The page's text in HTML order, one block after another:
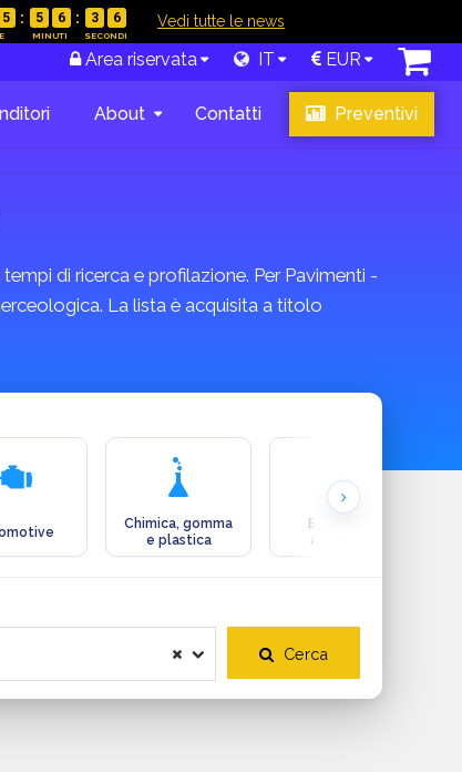
5 5 6 3 5 Vedi tutte le news
Area riservata IT EUR
About Contatti Preventivi
di ricerca e profilazione. Per Pavimenti -
La lista è acquisita a titolo
Chimica, gomma
e plastica
Ecologia e
ambiente
Cerca